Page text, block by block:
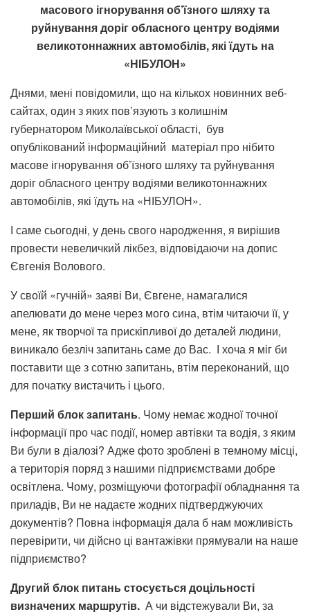
масового ігнорування об’їзного шляху та
руйнування доріг обласного центру водіями
великотоннажних автомобілів, які їдуть на
«НІБУЛОН»
Днями, мені повідомили, що на кількох новинних веб-
сайтах, один з яких пов’язують з колишнім
губернатором Миколаївської області, був
опублікований інформаційний матеріал про нібито
масове ігнорування об’їзного шляху та руйнування
доріг обласного центру водіями великотоннажних
автомобілів, які їдуть на «НІБУЛОН».
І саме сьогодні, у день свого народження, я вирішив
провести невеличкий лікбез, відповідаючи на допис
Євгенія Волового.
У своїй «гучній» заяві Ви, Євгене, намагалися
апелювати до мене через мого сина, втім читаючи її, у
мене, як творчої та прискіпливої до деталей людини,
виникало безліч запитань саме до Вас. І хоча я міг би
поставити ще з сотню запитань, втім переконаний, що
для початку вистачить і цього.
Перший блок запитань. Чому немає жодної точної
інформації про час події, номер автівки та водія, з яким
Ви були в діалозі? Адже фото зроблені в темному місці,
а територія поряд з нашими підприємствами добре
освітлена. Чому, розміщуючи фотографії обладнання та
приладів, Ви не надаєте жодних підтверджуючих
документів? Повна інформація дала б нам можливість
перевірити, чи дійсно ці вантажівки прямували на наше
підприємство?
Другий блок питань стосується доцільності
визначених маршрутів. А чи відстежували Ви, за